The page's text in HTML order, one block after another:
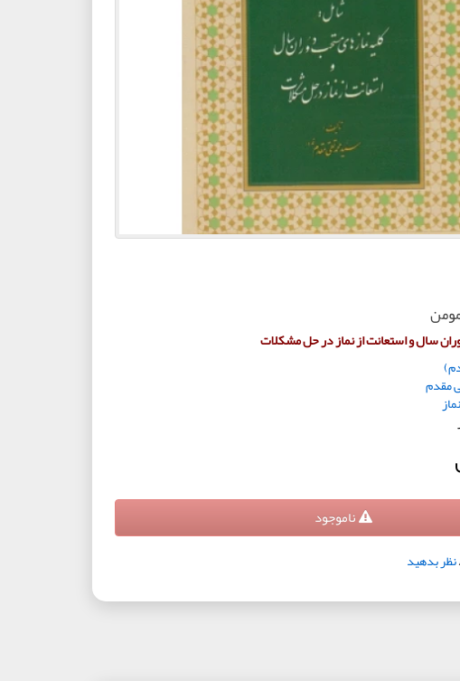
سال و استعانت از نماز در حل مشکلات
مقدم
نماز
ناموجود
نظر بدهید